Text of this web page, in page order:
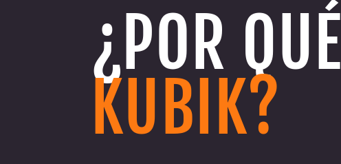
¿POR QUÉ
KUBIK?